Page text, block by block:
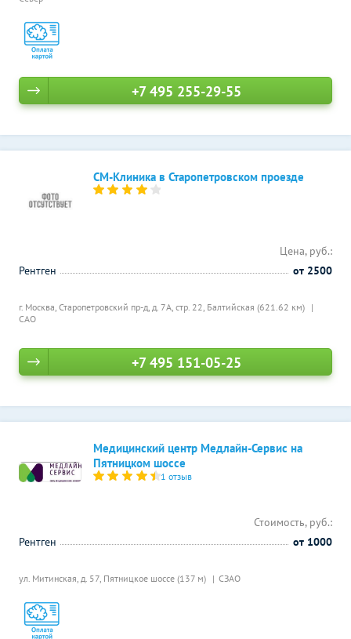
+7 495 255-29-55
СМ-Клиника в Старопетровском проезде
г. Москва, Старопетровский пр-д, д. 7А, стр. 22, Балтийская (621.62 км)
САО
Цена, руб.:
Рентген
от 2500
+7 495 151-05-25
Медицинский центр Медлайн-Сервис на
Пятницком шоссе
1 отзыв
ул. Митинская, д. 57, Пятницкое шоссе (137 м) СЗАО
Стоимость, руб.:
Рентген
от 1000